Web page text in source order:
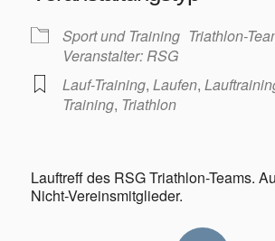
Bilder
Sport und Training Triathlon-
Veranstalter: RSG
Lauf-Training, Laufen,
Training, Triathlon
Lauftreff des RSG Triathlon-Teams.
Nicht-Vereinsmitglieder.